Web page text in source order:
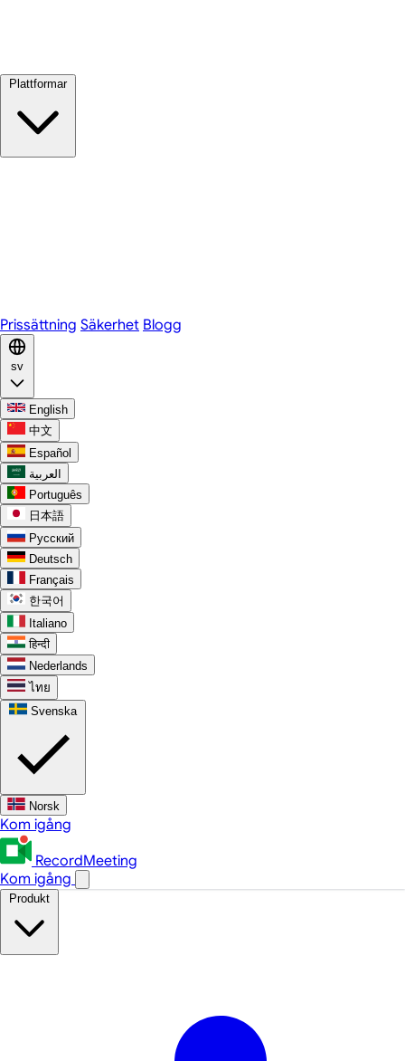
Plattformar
Prissättning Säkerhet Blogg
sv
English
中文
Español
العربية
Português
日本語
Русский
Deutsch
Français
한국어
Italiano
हिन्दी
Nederlands
ไทย
Svenska
Norsk
Kom igång
RecordMeeting
Kom igång